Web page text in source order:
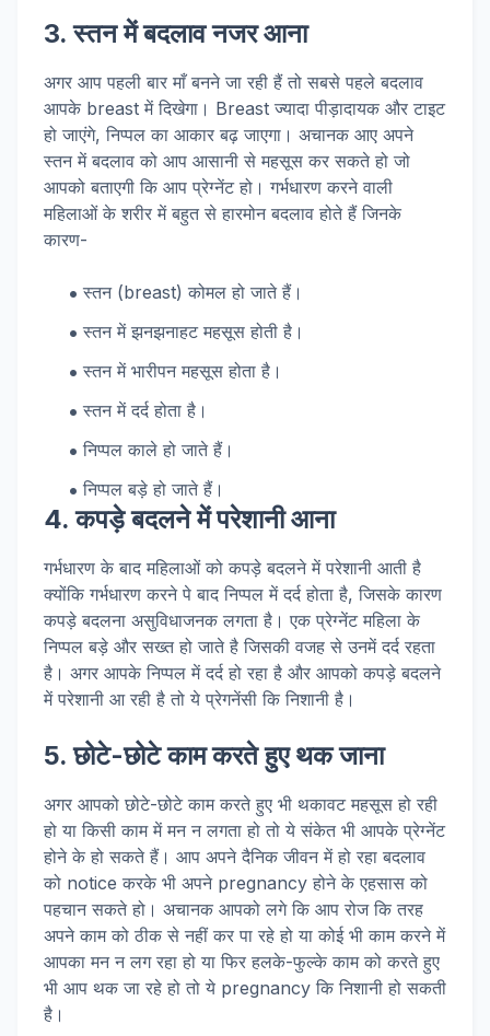
3. स्तन में बदलाव नजर आना
अगर आप पहली बार माँ बनने जा रही हैं तो सबसे पहले बदलाव
आपके breast में दिखेगा। Breast ज्यादा पीड़ादायक और टाइट
हो जाएंगे, निप्पल का आकार बढ़ जाएगा। अचानक आए अपने
स्तन में बदलाव को आप आसानी से महसूस कर सकते हो जो
आपको बताएगी कि आप प्रेग्नेंट हो। गर्भधारण करने वाली
महिलाओं के शरीर में बहुत से हारमोन बदलाव होते हैं जिनके
कारण-
स्तन (breast) कोमल हो जाते हैं।
स्तन में झनझनाहट महसूस होती है।
स्तन में भारीपन महसूस होता है।
स्तन में दर्द होता है।
निप्पल काले हो जाते हैं।
निप्पल बड़े हो जाते हैं।
4. कपड़े बदलने में परेशानी आना
गर्भधारण के बाद महिलाओं को कपड़े बदलने में परेशानी आती है
क्योंकि गर्भधारण करने पे बाद निप्पल में दर्द होता है, जिसके कारण
कपड़े बदलना असुविधाजनक लगता है। एक प्रेग्नेंट महिला के
निप्पल बड़े और सख्त हो जाते है जिसकी वजह से उनमें दर्द रहता
है। अगर आपके निप्पल में दर्द हो रहा है और आपको कपड़े बदलने
में परेशानी आ रही है तो ये प्रेगनेंसी कि निशानी है।
5. छोटे-छोटे काम करते हुए थक जाना
अगर आपको छोटे-छोटे काम करते हुए भी थकावट महसूस हो रही
हो या किसी काम में मन न लगता हो तो ये संकेत भी आपके प्रेग्नेंट
होने के हो सकते हैं। आप अपने दैनिक जीवन में हो रहा बदलाव
को notice करके भी अपने pregnancy होने के एहसास को
पहचान सकते हो। अचानक आपको लगे कि आप रोज कि तरह
अपने काम को ठीक से नहीं कर पा रहे हो या कोई भी काम करने में
आपका मन न लग रहा हो या फिर हलके-फुल्के काम को करते हुए
भी आप थक जा रहे हो तो ये pregnancy कि निशानी हो सकती
है।